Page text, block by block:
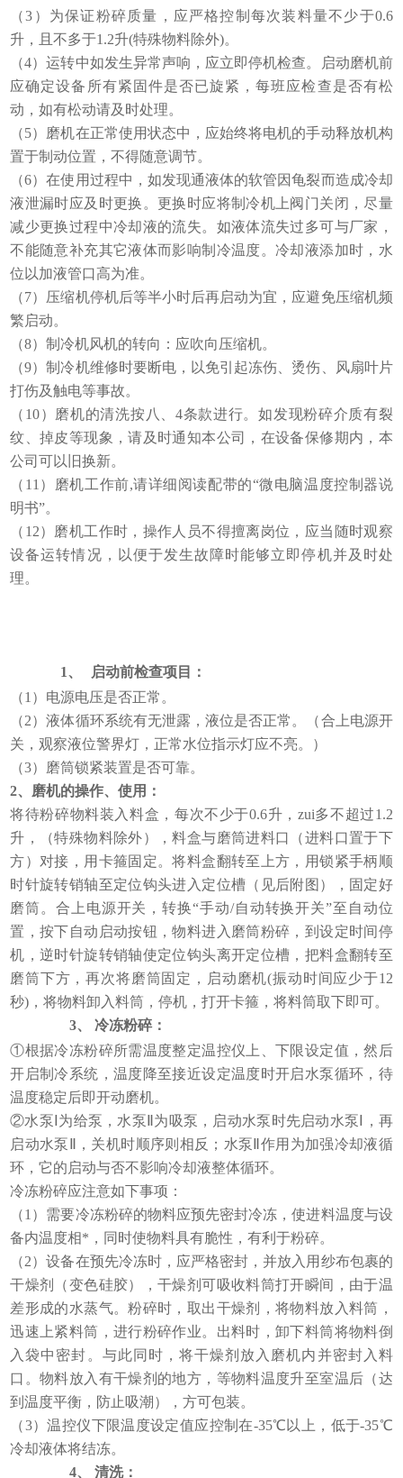
（3）为保证粉碎质量，应严格控制每次装料量不少于0.6
升，且不多于1.2升(特殊物料除外)。
（4）运转中如发生异常声响，应立即停机检查。启动磨机前
应确定设备所有紧固件是否已旋紧，每班应检查是否有松
动，如有松动请及时处理。
（5）磨机在正常使用状态中，应始终将电机的手动释放机构
置于制动位置，不得随意调节。
（6）在使用过程中，如发现通液体的软管因龟裂而造成冷却
液泄漏时应及时更换。更换时应将制冷机上阀门关闭，尽量
减少更换过程中冷却液的流失。如液体流失过多可与厂家，
不能随意补充其它液体而影响制冷温度。冷却液添加时，水
位以加液管口高为准。
（7）压缩机停机后等半小时后再启动为宜，应避免压缩机频
繁启动。
（8）制冷机风机的转向：应吹向压缩机。
（9）制冷机维修时要断电，以免引起冻伤、烫伤、风扇叶片
打伤及触电等事故。
（10）磨机的清洗按八、4条款进行。如发现粉碎介质有裂
纹、掉皮等现象，请及时通知本公司，在设备保修期内，本
公司可以旧换新。
（11）磨机工作前,请详细阅读配带的“微电脑温度控制器说
明书”。
（12）磨机工作时，操作人员不得擅离岗位，应当随时观察
设备运转情况，以便于发生故障时能够立即停机并及时处
理。
1、
启动前检查项目：
（1）电源电压是否正常。
（2）液体循环系统有无泄露，液位是否正常。（合上电源开
关，观察液位警界灯，正常水位指示灯应不亮。）
（3）磨筒锁紧装置是否可靠。
2、磨机的操作、使用：
将待粉碎物料装入料盒，每次不少于0.6升，zui多不超过1.2
升，（特殊物料除外），料盒与磨筒进料口（进料口置于下
方）对接，用卡箍固定。将料盒翻转至上方，用锁紧手柄顺
时针旋转销轴至定位钩头进入定位槽（见后附图），固定好
磨筒。合上电源开关，转换“手动/自动转换开关”至自动位
置，按下自动启动按钮，物料进入磨筒粉碎，到设定时间停
机，逆时针旋转销轴使定位钩头离开定位槽，把料盒翻转至
磨筒下方，再次将磨筒固定，启动磨机(振动时间应少于12
秒)，将物料卸入料筒，停机，打开卡箍，将料筒取下即可。
3、
冷冻粉碎：
①根据冷冻粉碎所需温度整定温控仪上、下限设定值，然后
开启制冷系统，温度降至接近设定温度时开启水泵循环，待
温度稳定后即开动磨机。
②水泵Ⅰ为给泵，水泵Ⅱ为吸泵，启动水泵时先启动水泵Ⅰ，再
启动水泵Ⅱ，关机时顺序则相反；水泵Ⅱ作用为加强冷却液循
环，它的启动与否不影响冷却液整体循环。
冷冻粉碎应注意如下事项：
（1）需要冷冻粉碎的物料应预先密封冷冻，使进料温度与设
备内温度相*，同时使物料具有脆性，有利于粉碎。
（2）设备在预先冷冻时，应严格密封，并放入用纱布包裹的
干燥剂（变色硅胶），干燥剂可吸收料筒打开瞬间，由于温
差形成的水蒸气。粉碎时，取出干燥剂，将物料放入料筒，
迅速上紧料筒，进行粉碎作业。出料时，卸下料筒将物料倒
入袋中密封。与此同时，将干燥剂放入磨机内并密封入料
口。物料放入有干燥剂的地方，等物料温度升至室温后（达
到温度平衡，防止吸潮），方可包装。
（3）温控仪下限温度设定值应控制在-35℃以上，低于-35℃
冷却液体将结冻。
4、
清洗：